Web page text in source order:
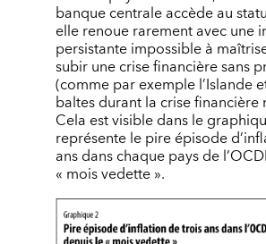
banque centrale accède au
elle renoue rarement avec une
persistante impossible à
subir une crise financière sans
(comme par exemple l’Islande
baltes durant la crise financière
Cela est visible dans le
représente le pire épisode
ans dans chaque pays de
« mois vedette ».